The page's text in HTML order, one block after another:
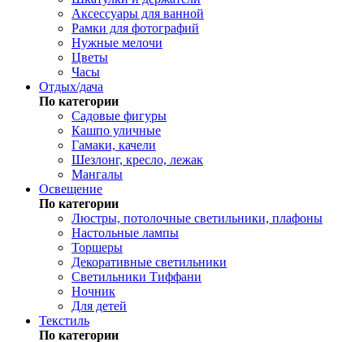
Аксессуары для ванной
Рамки для фотографий
Нужные мелочи
Цветы
Часы
Отдых/дача
По категории
Садовые фигуры
Кашпо уличные
Гамаки, качели
Шезлонг, кресло, лежак
Мангалы
Освещение
По категории
Люстры, потолочные светильники, плафоны
Настольные лампы
Торшеры
Декоративные светильники
Светильники Тиффани
Ночник
Для детей
Текстиль
По категории